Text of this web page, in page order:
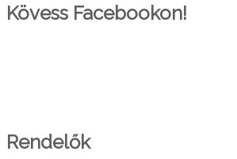
Kövess Facebookon!
Rendelők